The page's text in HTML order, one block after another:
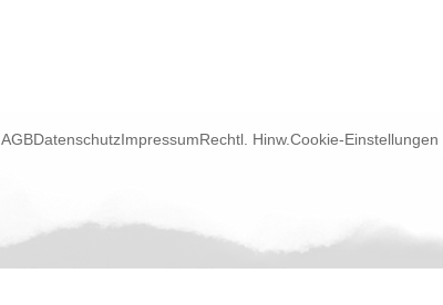
AGBDatenschutzImpressumRechtl. Hinw.Cookie-Einstellungen